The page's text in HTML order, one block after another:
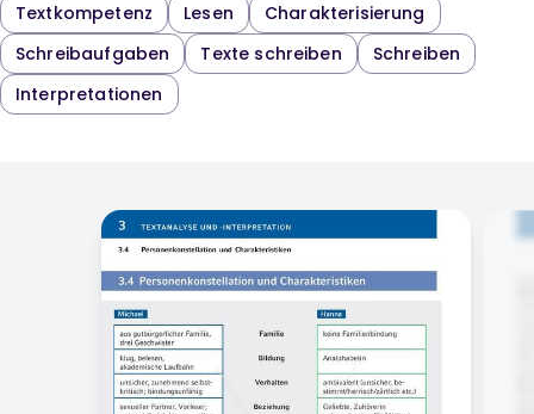
Textkompetenz
Lesen
Charakterisierung
Schreibaufgaben
Texte schreiben
Schreiben
Interpretationen